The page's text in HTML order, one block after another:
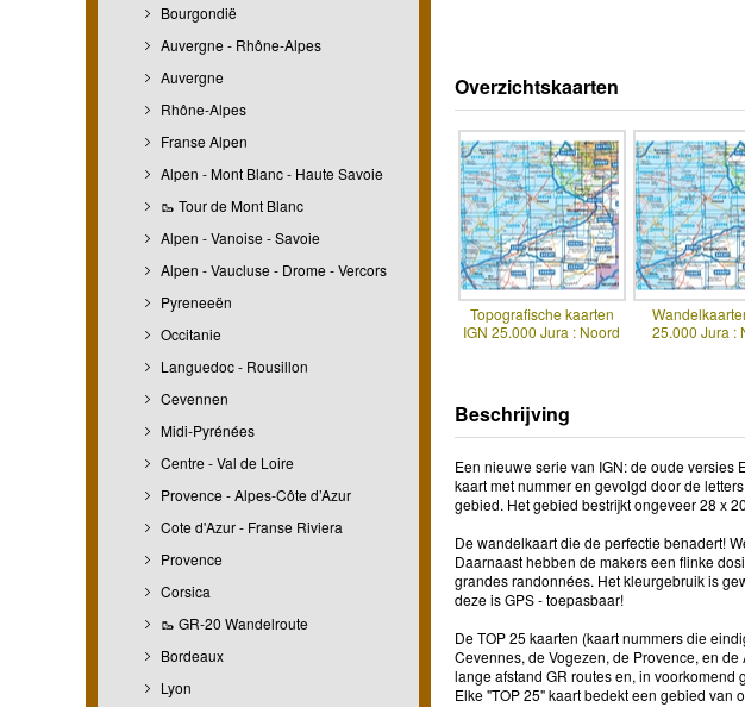
Bourgondië
Auvergne - Rhône-Alpes
Auvergne
Rhône-Alpes
Franse Alpen
Alpen - Mont Blanc - Haute Savoie
🥾 Tour de Mont Blanc
Alpen - Vanoise - Savoie
Alpen - Vaucluse - Drome - Vercors
Pyreneeën
Occitanie
Languedoc - Rousillon
Cevennen
Midi-Pyrénées
Centre - Val de Loire
Provence - Alpes-Côte d’Azur
Cote d'Azur - Franse Riviera
Provence
Corsica
🥾 GR-20 Wandelroute
Bordeaux
Lyon
Overzichtskaarten
Topografische kaarten
IGN 25.000 Jura : Noord
25.000 Jura :
Beschrijving
Een nieuwe serie van IGN: de oude versies
kaart met nummer en gevolgd door de
gebied. Het gebied bestrijkt ongeveer 28 x
De wandelkaart die de perfectie benadert!
Daarnaast hebben de makers een flinke
grandes randonnées. Het kleurgebruik is
deze is GPS - toepasbaar!
De TOP 25 kaarten (kaart nummers die
Cevennes, de Vogezen, de Provence, en
lange afstand GR routes en, in voorkomend
Elke "TOP 25" kaart bedekt een gebied van